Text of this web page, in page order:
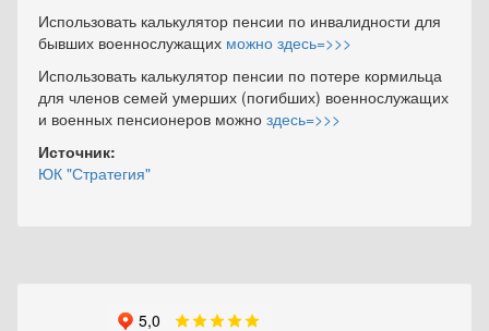
Использовать калькулятор пенсии по инвалидности для
бывших военнослужащих можно здесь=>>>
Использовать калькулятор пенсии по потере кормильца
для членов семей умерших (погибших) военнослужащих
и военных пенсионеров можно здесь=>>>
Источник:
ЮК "Стратегия"